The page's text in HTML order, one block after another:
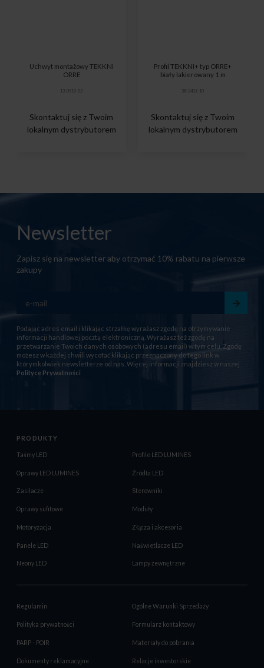
Uchwyt montażowy TEKKNI
ORRE
13-0510-02
Skontaktuj się z Twoim
lokalnym dystrybutorem
Profil TEKKNI+ typ ORRE+
biały lakierowany 1 m
38-2416-10
Skontaktuj się z Twoim
lokalnym dystrybutorem
Newsletter
Zapisz się na newsletter aby otrzymać 10% rabatu na pierwsze
zakupy
Podając adres email i klikając strzałkę wyrażasz zgodę na otrzymywanie
informacji handlowej pocztą elektroniczną. Wyrażasz też zgodę na
przetwarzanie Twoich danych osobowych (adresu email) w tym celu. Zgodę
możesz w każdej chwili wycofać klikając przeznaczony do tego link w
którymkolwiek newsletterze od nas. Więcej informacji znajdziesz w naszej
Polityce Prywatności
PRODUKTY
Taśmy LED Profile LED LUMINES
Oprawy LED LUMINES Źródła LED
Zasilacze Sterowniki
Oprawy sufitowe Moduły
Motoryzacja Złącza i akcesoria
Panele LED Naświetlacze LED
Neony LED Lampy zewnętrzne
Regulamin Ogólne Warunki Sprzedaży
Polityka prywatności Formularz kontaktowy
PARP - POIR Materiały do pobrania
Dokumenty reklamacyjne Relacje inwestorskie